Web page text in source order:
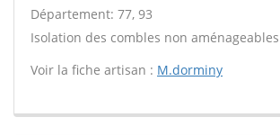
Département: 77, 93
Isolation des combles non
Voir la fiche artisan : M.dorminy